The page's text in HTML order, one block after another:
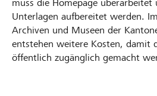
muss die Homepage überarbeitet
Unterlagen aufbereitet werden.
Archiven und Museen der
entstehen weitere Kosten, damit
öffentlich zugänglich gemacht